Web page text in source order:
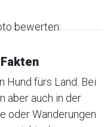
bewerten:
Hund fürs Land. Bei
aber auch in der
oder Wanderungen